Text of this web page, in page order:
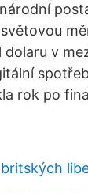
dolaru v
rok po